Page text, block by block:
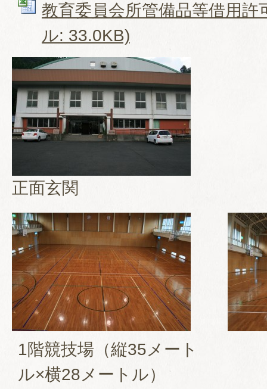
教育委員会所管備品等借用
ル: 33.0KB)
正面玄関
1階競技場（縦35メート
ル×横28メートル）